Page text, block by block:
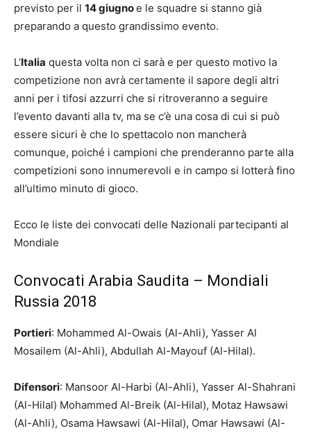
previsto per il 14 giugnoe le squadre si stanno già
preparando a questo grandissimo evento.
L’Italia questa volta non ci sarà e per questo motivo la
competizione non avrà certamente il sapore degli altri
anni per i tifosi azzurri che si ritroveranno a seguire
l’evento davanti alla tv, ma se c’è una cosa di cui si può
essere sicuri è che lo spettacolo non mancherà
comunque, poiché i campioni che prenderanno parte alla
competizioni sono innumerevoli e in campo si lotterà fino
all’ultimo minuto di gioco.
Ecco le liste dei convocati delle Nazionali partecipanti al
Mondiale
Convocati Arabia Saudita – Mondiali
Russia 2018
Portieri: Mohammed Al-Owais (Al-Ahli), Yasser Al
Mosailem (Al-Ahli), Abdullah Al-Mayouf (Al-Hilal).
Difensori: Mansoor Al-Harbi (Al-Ahli), Yasser Al-Shahrani
(Al-Hilal) Mohammed Al-Breik (Al-Hilal), Motaz Hawsawi
(Al-Ahli), Osama Hawsawi (Al-Hilal), Omar Hawsawi (Al-